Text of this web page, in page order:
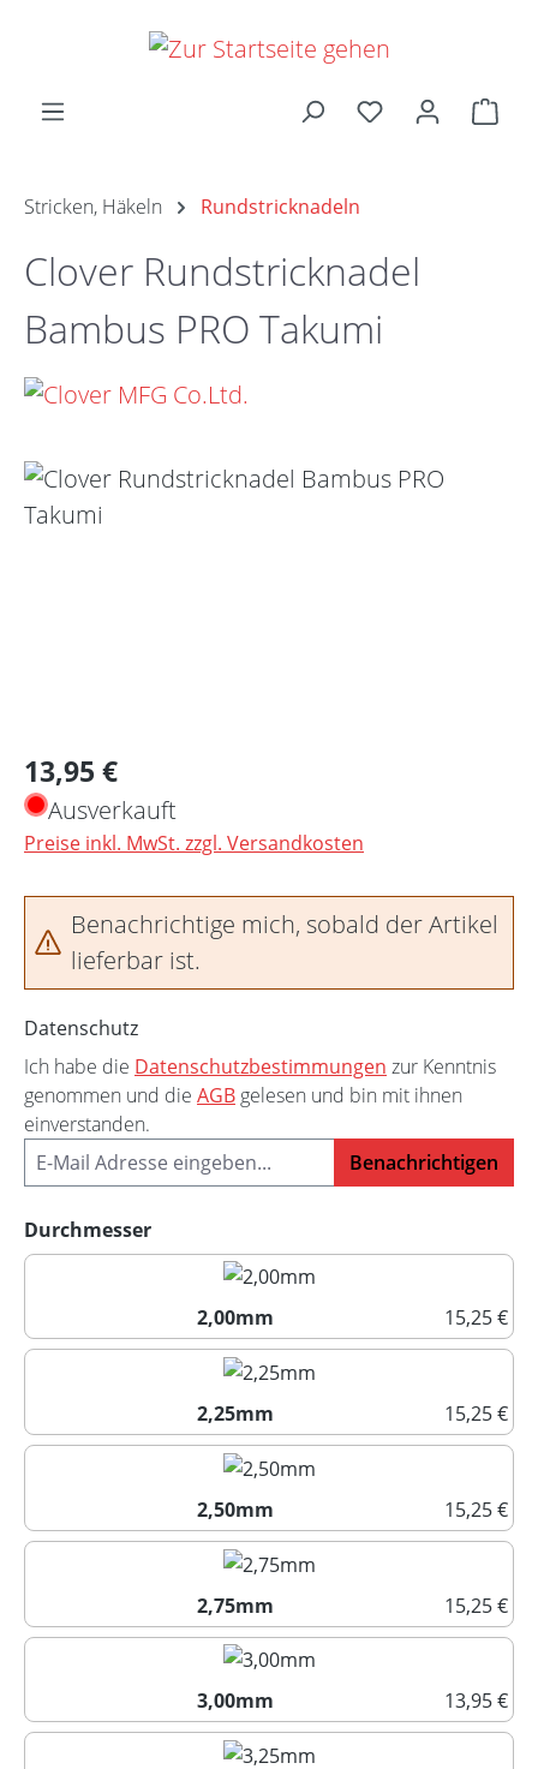
Zum Hauptinhalt springen
Stricken, Häkeln Rundstricknadeln
Clover Rundstricknadel
Bambus PRO Takumi
Bildergalerie überspringen
Regulärer Preis:
13,95 €
Ausverkauft
Preise inkl. MwSt. zzgl. Versandkosten
Benachrichtige mich, sobald der Artikel
lieferbar ist.
Datenschutz
Ich habe die Datenschutzbestimmungen zur Kenntnis
genommen und die AGB gelesen und bin mit ihnen
einverstanden.
Benachrichtigen
Durchmesserauswählen
2,00mm
15,25 €
2,00mm
2,25mm
15,25 €
2,25mm
2,50mm
15,25 €
2,50mm
2,75mm
15,25 €
2,75mm
3,00mm
13,95 €
3,00mm